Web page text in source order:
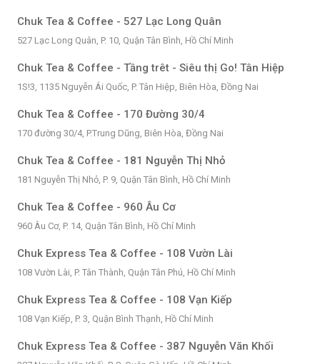
Chuk Tea & Coffee - 527 Lạc Long Quân
527 Lạc Long Quân, P. 10, Quận Tân Bình, Hồ Chí Minh
Chuk Tea & Coffee - Tầng trêt - Siêu thị Go! Tân Hiệp
1S!3, 1135 Nguyễn Ái Quốc, P. Tân Hiệp, Biên Hòa, Đồng Nai
Chuk Tea & Coffee - 170 Đường 30/4
170 đường 30/4, P.Trung Dũng, Biên Hòa, Đồng Nai
Chuk Tea & Coffee - 181 Nguyễn Thị Nhỏ
181 Nguyễn Thị Nhỏ, P. 9, Quận Tân Bình, Hồ Chí Minh
Chuk Tea & Coffee - 960 Âu Cơ
960 Âu Cơ, P. 14, Quận Tân Bình, Hồ Chí Minh
Chuk Express Tea & Coffee - 108 Vườn Lài
108 Vườn Lài, P. Tân Thành, Quận Tân Phú, Hồ Chí Minh
Chuk Express Tea & Coffee - 108 Vạn Kiếp
108 Vạn Kiếp, P. 3, Quận Bình Thạnh, Hồ Chí Minh
Chuk Express Tea & Coffee - 387 Nguyễn Văn Khối